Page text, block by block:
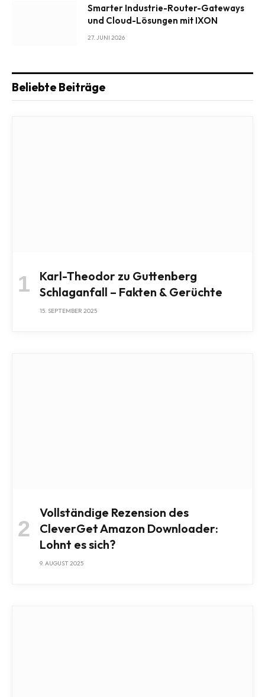
Smarter Industrie-Router-Gateways
und Cloud-Lösungen mit IXON
27. JUNI 2026
Beliebte Beiträge
Karl-Theodor zu Guttenberg
Schlaganfall – Fakten & Gerüchte
15. SEPTEMBER 2025
Vollständige Rezension des
CleverGet Amazon Downloader:
Lohnt es sich?
9. AUGUST 2025